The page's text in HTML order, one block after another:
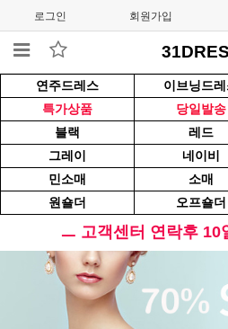
로그인 회원가입
연주드레스 이브닝드
특가상품
당일발송
블랙
레드
그레이
네이비
민소매
소매
원숄더
오프숄더
ㅡ 고객센터 연락후 10